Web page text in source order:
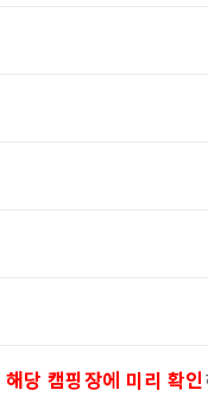
해당 캠핑장에 미리 확인